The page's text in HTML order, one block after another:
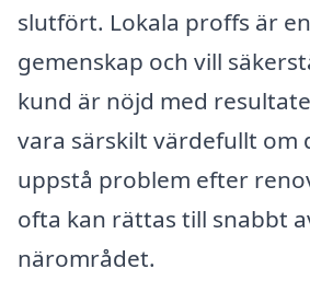
slutfört. Lokala proffs är
gemenskap och vill
kund är nöjd med
vara särskilt värdefullt om
uppstå problem efter
ofta kan rättas till snabbt
närområdet.